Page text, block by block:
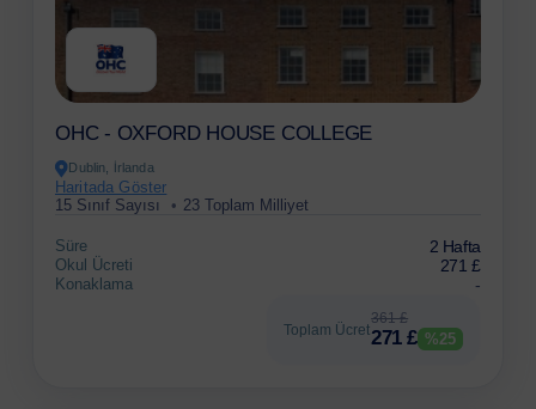
OHC - OXFORD HOUSE COLLEGE
Dublin, İrlanda
Haritada Göster
15 Sınıf Sayısı
23 Toplam Milliyet
Süre 2 Hafta
Okul Ücreti 271 £
Konaklama -
Toplam Ücret
361 £
271 £ %25